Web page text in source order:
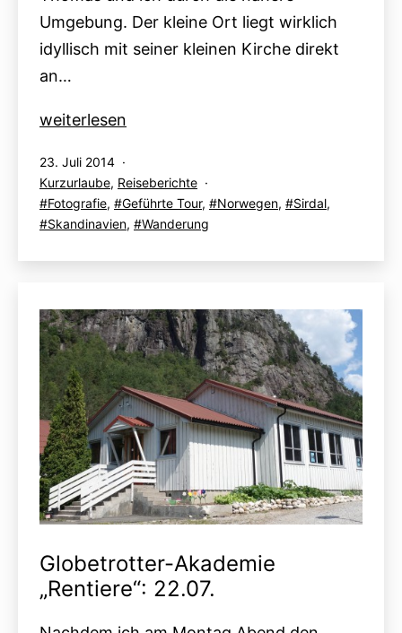
Umgebung. Der kleine Ort liegt wirklich
idyllisch mit seiner kleinen Kirche direkt
an…
Globetrotter-
„Rentiere“:
23.07.
weiterlesen
Veröffentlicht
am
23. Juli 2014
Kategorisiert
als
Kurzurlaube, Reiseberichte
Verschlagwortet
mit
Fotografie, Geführte Tour, Norwegen, Sirdal,
Skandinavien, Wanderung
Globetrotter-Akademie
„Rentiere“: 22.07.